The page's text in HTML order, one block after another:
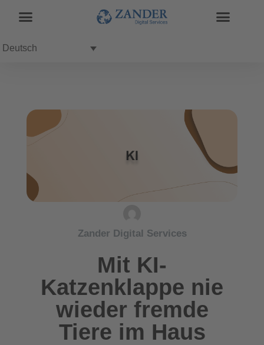
Deutsch
Zander Digital Services
Mit KI-
Katzenklappe nie
wieder fremde
Tiere im Haus